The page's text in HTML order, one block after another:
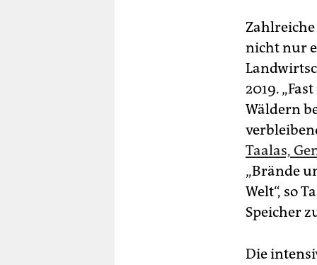
nicht nur
2019.
Wäldern
Taalas,
„Brände
Welt“, so
Speicher
Die